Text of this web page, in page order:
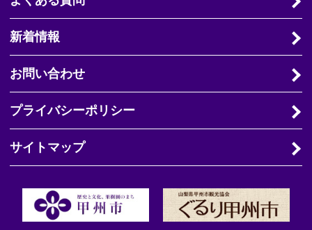
新着情報
お問い合わせ
プライバシーポリシー
サイトマップ